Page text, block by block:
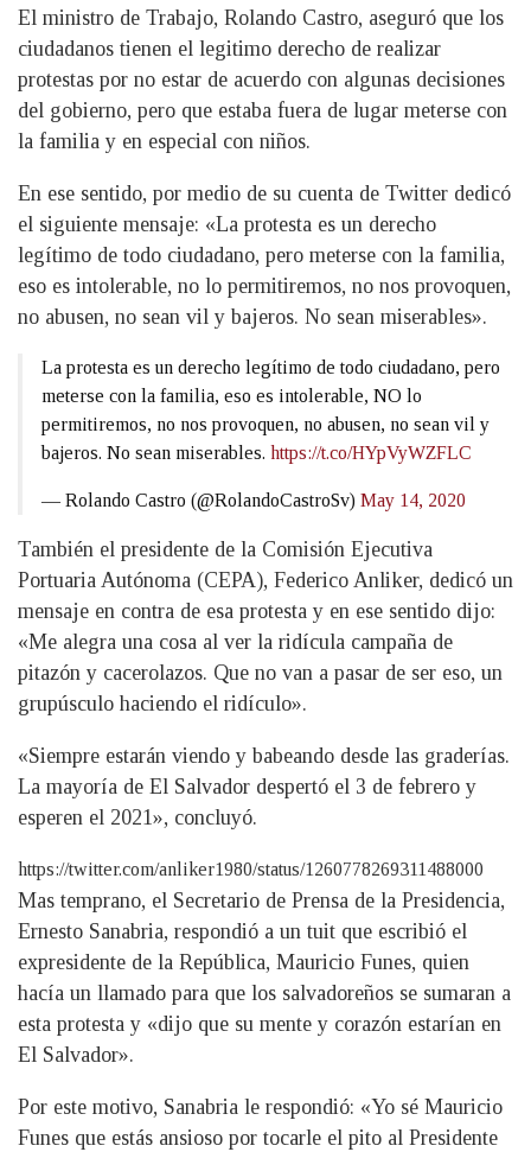
El ministro de Trabajo, Rolando Castro, aseguró que los
ciudadanos tienen el legitimo derecho de realizar
protestas por no estar de acuerdo con algunas decisiones
del gobierno, pero que estaba fuera de lugar meterse con
la familia y en especial con niños.
En ese sentido, por medio de su cuenta de Twitter dedicó
el siguiente mensaje: «La protesta es un derecho
legítimo de todo ciudadano, pero meterse con la familia,
eso es intolerable, no lo permitiremos, no nos provoquen,
no abusen, no sean vil y bajeros. No sean miserables».
La protesta es un derecho legítimo de todo ciudadano, pero
meterse con la familia, eso es intolerable, NO lo
permitiremos, no nos provoquen, no abusen, no sean vil y
bajeros. No sean miserables. https://t.co/HYpVyWZFLC
— Rolando Castro (@RolandoCastroSv) May 14, 2020
También el presidente de la Comisión Ejecutiva
Portuaria Autónoma (CEPA), Federico Anliker, dedicó un
mensaje en contra de esa protesta y en ese sentido dijo:
«Me alegra una cosa al ver la ridícula campaña de
pitazón y cacerolazos. Que no van a pasar de ser eso, un
grupúsculo haciendo el ridículo».
«Siempre estarán viendo y babeando desde las graderías.
La mayoría de El Salvador despertó el 3 de febrero y
esperen el 2021», concluyó.
https://twitter.com/anliker1980/status/1260778269311488000
Mas temprano, el Secretario de Prensa de la Presidencia,
Ernesto Sanabria, respondió a un tuit que escribió el
expresidente de la República, Mauricio Funes, quien
hacía un llamado para que los salvadoreños se sumaran a
esta protesta y «dijo que su mente y corazón estarían en
El Salvador».
Por este motivo, Sanabria le respondió: «Yo sé Mauricio
Funes que estás ansioso por tocarle el pito al Presidente